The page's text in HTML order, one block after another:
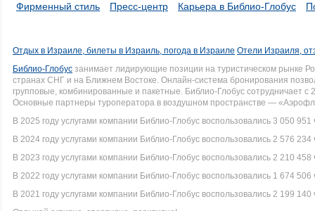
Фирменный стиль Пресс-центр Карьера в Библио-Глобус
Отдых в Израиле, билеты в Израиль, погода в Израиле Отели Израиля,
Библио-Глобус занимает лидирующие позиции на туристическом рынке
странах СНГ и на Ближнем Востоке. Онлайн-система бронирования
групповые, комбинированные и пакетные. Библио-Глобус сотрудничает
Основные партнеры туроператора в воздушном пространстве —
В 2025 году услугами компании Библио-Глобус воспользовались 3 050 951
В 2024 году услугами компании Библио-Глобус воспользовались 2 576 234
В 2023 году услугами компании Библио-Глобус воспользовались 2 210 458
В 2022 году услугами компании Библио-Глобус воспользовались 1 674 506
В 2021 году услугами компании Библио-Глобус воспользовались 2 199 140